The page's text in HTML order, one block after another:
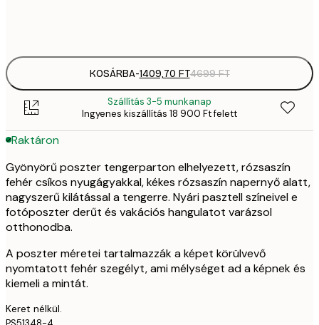
KOSÁRBA-1409,70 FT4699 FT
Szállítás 3-5 munkanap
Ingyenes kiszállítás 18 900 Ft felett
Raktáron
Gyönyörű poszter tengerparton elhelyezett, rózsaszín
fehér csíkos nyugágyakkal, kékes rózsaszín napernyő alatt,
nagyszerű kilátással a tengerre. Nyári pasztell színeivel e
fotóposzter derűt és vakációs hangulatot varázsol
otthonodba.
A poszter méretei tartalmazzák a képet körülvevő
nyomtatott fehér szegélyt, ami mélységet ad a képnek és
kiemeli a mintát.
Keret nélkül.